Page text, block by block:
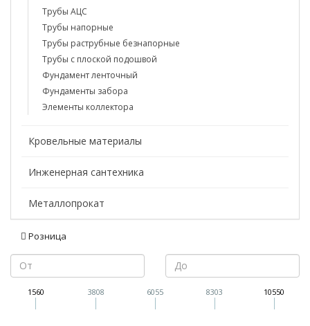
Трубы АЦС
Трубы напорные
Трубы раструбные безнапорные
Трубы с плоской подошвой
Фундамент ленточный
Фундаменты забора
Элементы коллектора
Кровельные материалы
Инженерная сантехника
Металлопрокат
Розница
1560 3808 6055 8303 10550